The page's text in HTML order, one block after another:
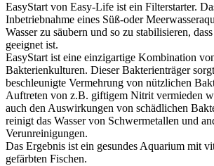
EasyStart von Easy-Life ist ein Filterstarter.
Inbetriebnahme eines Süß-oder
Wasser zu säubern und so zu stabilisieren,
geeignet ist.
EasyStart ist eine einzigartige Kombination
Bakterienkulturen. Dieser Bakterienträger
beschleunigte Vermehrung von nützlichen
Auftreten von z.B. giftigem Nitrit vermieden
auch den Auswirkungen von schädlichen
reinigt das Wasser von Schwermetallen und
Verunreinigungen.
Das Ergebnis ist ein gesundes Aquarium mit
gefärbten Fischen.